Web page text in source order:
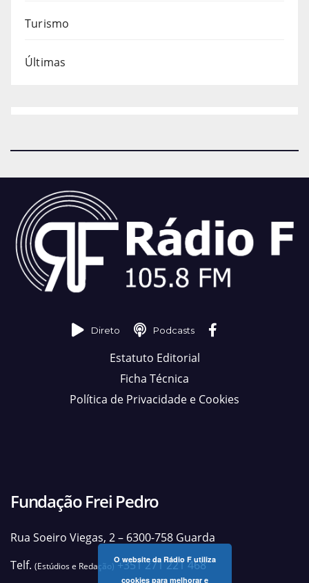
Turismo
Últimas
Direto Podcasts
Estatuto Editorial
Ficha Técnica
Política de Privacidade e Cookies
Fundação Frei Pedro
Rua Soeiro Viegas, 2 – 6300-758 Guarda
Telf. (Estúdios e Redação)+351 271 221 468
O website da Rádio F utiliza
cookies para melhorar e